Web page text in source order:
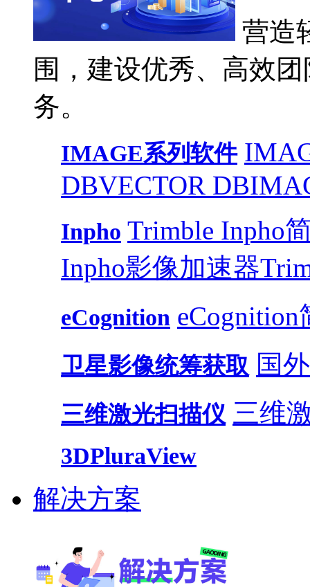
营造
围，建设优秀、高效
务。
IMAGE系列软件
DBVECTOR DB
Inpho Trimble Inpho
Inpho影像加速器
eCognition eCognition
卫星影像统筹获取 国
三维激光扫描仪 三维
3DPluraView
解决方案